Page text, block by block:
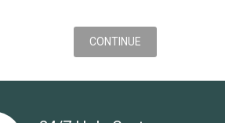
CONTINUE